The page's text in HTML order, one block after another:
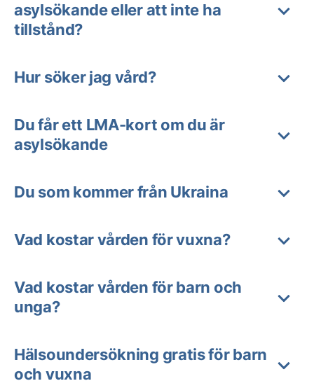
asylsökande eller att inte ha
tillstånd?
Hur söker jag vård?
Du får ett LMA-kort om du är
asylsökande
Du som kommer från Ukraina
Vad kostar vården för vuxna?
Vad kostar vården för barn och
unga?
Hälsoundersökning gratis för barn
och vuxna